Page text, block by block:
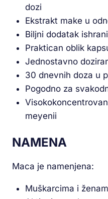
dozi
Ekstrakt make u
Biljni dodatak ishrani
Praktican oblik
Jednostavno
30 dnevnih doza u
Pogodno za
meyenii
NAMENA
Maca je namenjena:
Muškarcima i